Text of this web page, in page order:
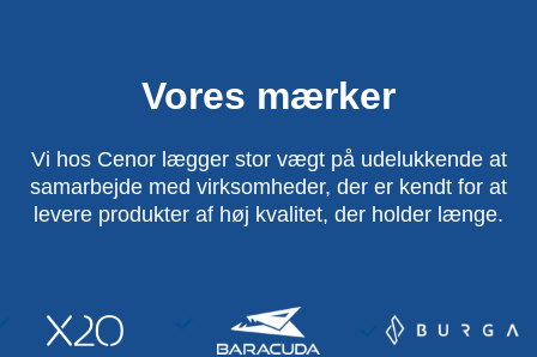
Vores mærker
Vi hos Cenor lægger stor vægt på udelukkende at
samarbejde med virksomheder, der er kendt for at
levere produkter af høj kvalitet, der holder længe.